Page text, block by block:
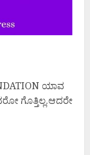
ಯಾವ
ಗೊತ್ತಿಲ್ಲ.ಆದರೇ